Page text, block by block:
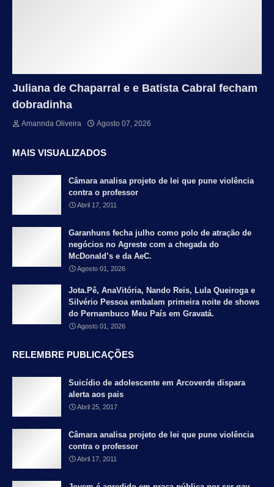
Juliana de Chaparral e e Batista Cabral fecham
dobradinha
Amannda Oliveira Agosto 07, 2026
MAIS VISUALIZADOS
Câmara analisa projeto de lei que pune violência
contra o professor
Abril 17, 2011
Garanhuns fecha julho como polo de atração de
negócios no Agreste com a chegada do
McDonald’s e da AeC.
Agosto 01, 2026
Jota.Pê, AnaVitória, Nando Reis, Lula Queiroga e
Silvério Pessoa embalam primeira noite de shows
do Pernambuco Meu País em Gravatá.
Agosto 01, 2026
RELEMBRE PUBLICAÇÕES
Suicídio de adolescente em Arcoverde dispara
alerta aos pais
Abril 25, 2017
Câmara analisa projeto de lei que pune violência
contra o professor
Abril 17, 2011